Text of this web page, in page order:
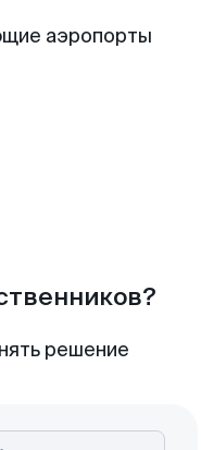
аэропорты
решение